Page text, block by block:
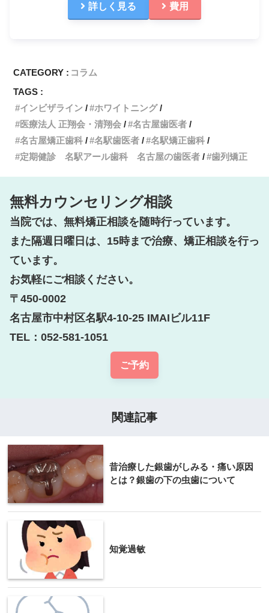
詳しく見る 費用
CATEGORY : コラム
TAGS :
インビザライン
ホワイトニング
医療法人 正翔会・清翔会
名古屋歯医者
名古屋矯正歯科
名駅歯医者
名駅矯正歯科
定期健診 名駅アール歯科 名古屋の歯医者
歯列矯正
無料カウンセリング相談
当院では、無料矯正相談を随時行っています。
また隔週日曜日は、15時まで治療、矯正相談を行っ
ています。
お気軽にご相談ください。
〒450-0002
名古屋市中村区名駅4-10-25 IMAIビル11F
TEL：052-581-1051
ご予約
関連記事
昔治療した銀歯がしみる・痛い原因
とは？銀歯の下の虫歯について
知覚過敏